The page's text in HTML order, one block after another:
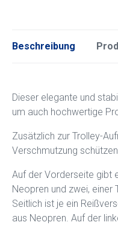
Beschreibung
Dieser elegante und
um auch hochwertige
Zusätzlich zur Trolley-
Verschmutzung
Auf der Vorderseite gibt
Neopren und zwei, einer
Seitlich ist je ein
aus Neopren. Auf der